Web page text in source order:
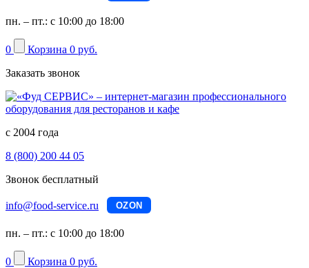
пн. – пт.: с 10:00 до 18:00
0 Корзина 0 руб.
Заказать звонок
с 2004 года
8 (800) 200 44 05
Звонок бесплатный
info@food-service.ru OZON
пн. – пт.: с 10:00 до 18:00
0 Корзина 0 руб.